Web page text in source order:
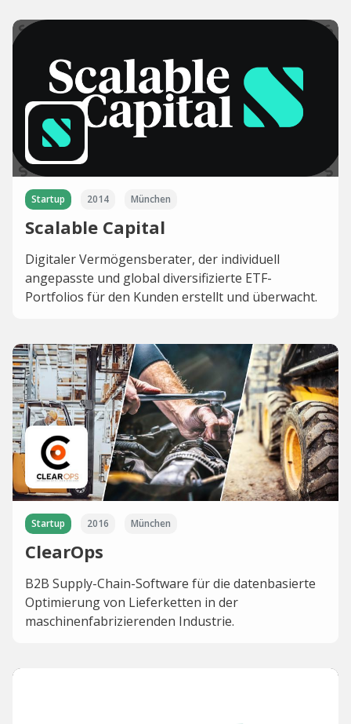
Startup 2014 München
Scalable Capital
Digitaler Vermögensberater, der individuell
angepasste und global diversifizierte ETF-
Portfolios für den Kunden erstellt und überwacht.
Startup 2016 München
ClearOps
B2B Supply-Chain-Software für die datenbasierte
Optimierung von Lieferketten in der
maschinenfabrizierenden Industrie.